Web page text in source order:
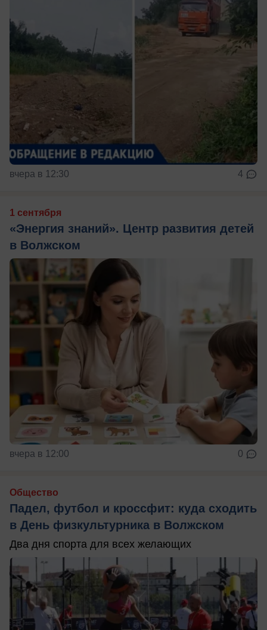
вчера в 12:30 4
1 сентября
«Энергия знаний». Центр развития детей
в Волжском
вчера в 12:00 0
Общество
Падел, футбол и кроссфит: куда сходить
в День физкультурника в Волжском
Два дня спорта для всех желающих